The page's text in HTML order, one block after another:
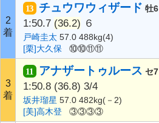
2
着
13 チュウワウィザード 牡6
1:50.7 (36.2) ６
戸崎圭太 57.0 488kg(4)
[栗]大久保
⑩⑩⑪⑪
3
着
11 アナザートゥルース セ7
1:50.8 (36.8) 3/4
坂井瑠星 57.0 482kg(－2)
[美]高木登
③③③③